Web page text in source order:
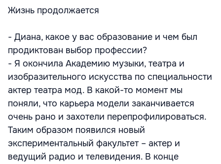
Жизнь продолжается
- Диана, какое у вас образование и чем был
продиктован выбор профессии?
- Я окончила Академию музыки, театра и
изобразительного искусства по специальности
актер театра мод. В какой-то момент мы
поняли, что карьера модели заканчивается
очень рано и захотели перепрофилироваться.
Таким образом появился новый
экспериментальный факультет – актер и
ведущий радио и телевидения. В конце